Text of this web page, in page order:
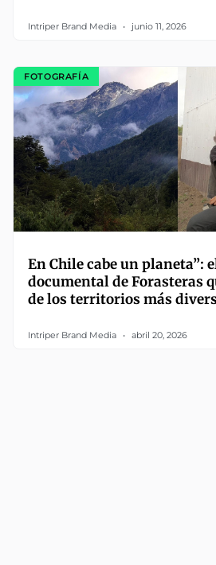
Intriper Brand Media junio 11, 2026
FOTOGRAFÍA
En Chile cabe un planeta”:
documental de Forasteras
de los territorios más
Intriper Brand Media abril 20, 2026